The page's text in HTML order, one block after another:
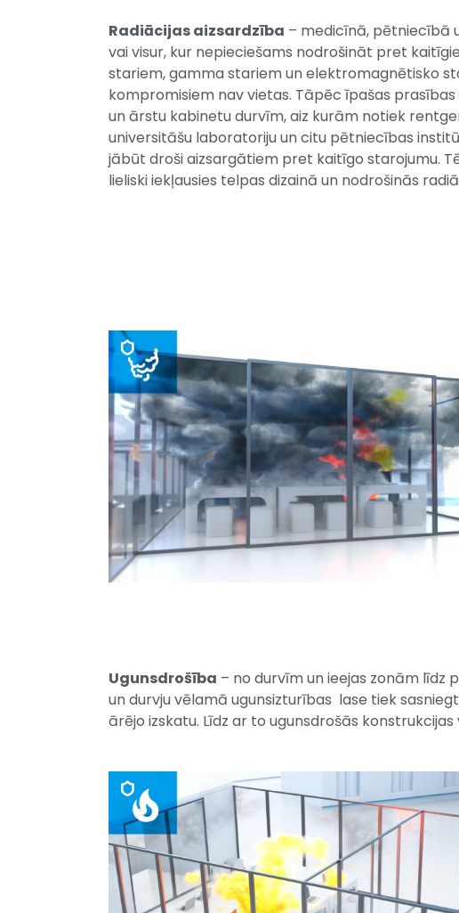
Radiācijas aizsardzība – medicīnā, pētniecībā
vai visur, kur nepieciešams nodrošināt pret
stariem, gamma stariem un elektromagnētisko
kompromisiem nav vietas. Tāpēc īpašas
un ārstu kabinetu durvīm, aiz kurām notiek
universitāšu laboratoriju un citu pētniecības
jābūt droši aizsargātiem pret kaitīgo starojumu.
lieliski iekļausies telpas dizainā un nodrošinās
Ugunsdrošība – no durvīm un ieejas zonām līdz
un durvju vēlamā ugunsizturības lase tiek
ārējo izskatu. Līdz ar to ugunsdrošās